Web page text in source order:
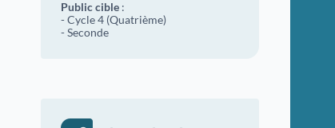
Public cible :
- Cycle 4 (Quatrième)
- Seconde